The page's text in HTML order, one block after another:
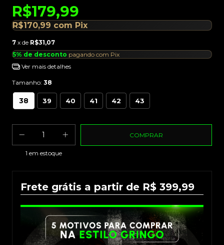
R$179,99
R$170,99 com Pix
7 x de R$31,07
5% de desconto pagando com Pix
Ver mais detalhes
Tamanho: 38
38 39 40 41 42 43
1 em estoque
Frete grátis a partir de R$ 399,99